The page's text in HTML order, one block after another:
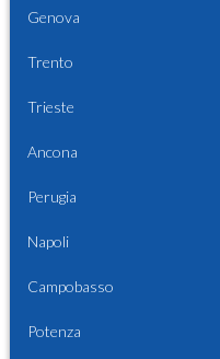
Genova
Trento
Trieste
Ancona
Perugia
Napoli
Campobasso
Potenza